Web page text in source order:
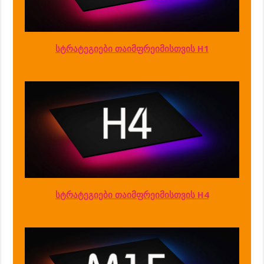
სტრატეგიები თაიმფრეიმისთვის H1
სტრატეგიები თაიმფრეიმისთვის H4